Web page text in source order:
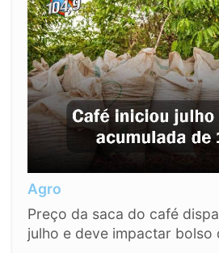
Agro
Preço da saca do café
julho e deve impactar bolso